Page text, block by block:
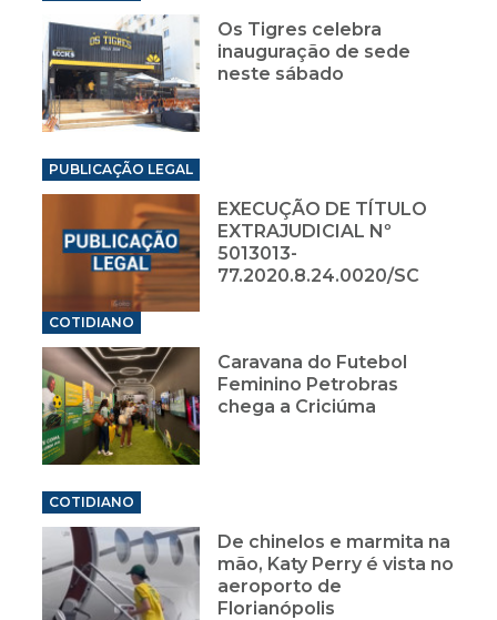
Os Tigres celebra
inauguração de sede
neste sábado
PUBLICAÇÃO LEGAL
EXECUÇÃO DE TÍTULO
EXTRAJUDICIAL Nº
5013013-
77.2020.8.24.0020/SC
COTIDIANO
Caravana do Futebol
Feminino Petrobras
chega a Criciúma
COTIDIANO
De chinelos e marmita na
mão, Katy Perry é vista no
aeroporto de
Florianópolis